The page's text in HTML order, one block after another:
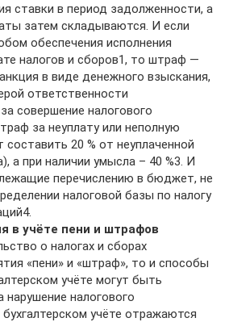
ставки в период задолженности, а
затем складываются. И если
обеспечения исполнения
налогов и сборов1, то штраф —
в виде денежного взыскания,
ответственности
совершение налогового
за неуплату или неполную
составить 20 % от неуплаченной
а при наличии умысла – 40 %3. И
перечислению в бюджет, не
налоговой базы по налогу
в учёте пени и штрафов
о налогах и сборах
«пени» и «штраф», то и способы
учёте могут быть
налогового
учёте отражаются